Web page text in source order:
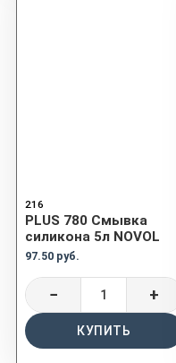
216
PLUS 780 Смывка
силикона 5л NOVOL
97.50 руб.
− +
КУПИТЬ